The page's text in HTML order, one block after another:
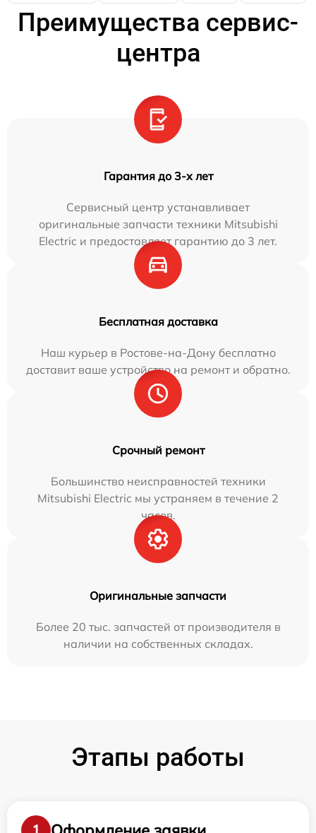
Преимущества сервис-
центра
Гарантия до 3-х лет
Сервисный центр устанавливает
оригинальные запчасти техники Mitsubishi
Electric и предоставляет гарантию до 3 лет.
Бесплатная доставка
Наш курьер в Ростове-на-Дону бесплатно
доставит ваше устройство на ремонт и обратно.
Срочный ремонт
Большинство неисправностей техники
Mitsubishi Electric мы устраняем в течение 2
часов.
Оригинальные запчасти
Более 20 тыс. запчастей от производителя в
наличии на собственных складах.
Этапы работы